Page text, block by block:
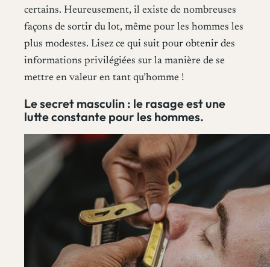
certains. Heureusement, il existe de nombreuses
façons de sortir du lot, même pour les hommes les
plus modestes. Lisez ce qui suit pour obtenir des
informations privilégiées sur la manière de se
mettre en valeur en tant qu’homme !
Le secret masculin : le rasage est une
lutte constante pour les hommes.